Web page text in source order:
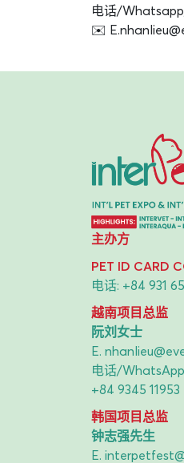
电话/
✉️
主办方
PET ID CARD
电话: +84 931
越南项目总监
阮刘女士
E.
电话/
+84 9345 11953
韩国项目总监
钟志强先生
E.